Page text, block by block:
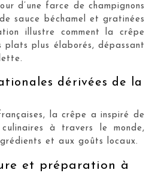
d’une farce de champignons
sauce béchamel et gratinées
illustre comment la crêpe
plats plus élaborés, dépassant
dérivées de la
la crêpe a inspiré de
culinaires à travers le monde,
et aux goûts locaux.
et préparation à